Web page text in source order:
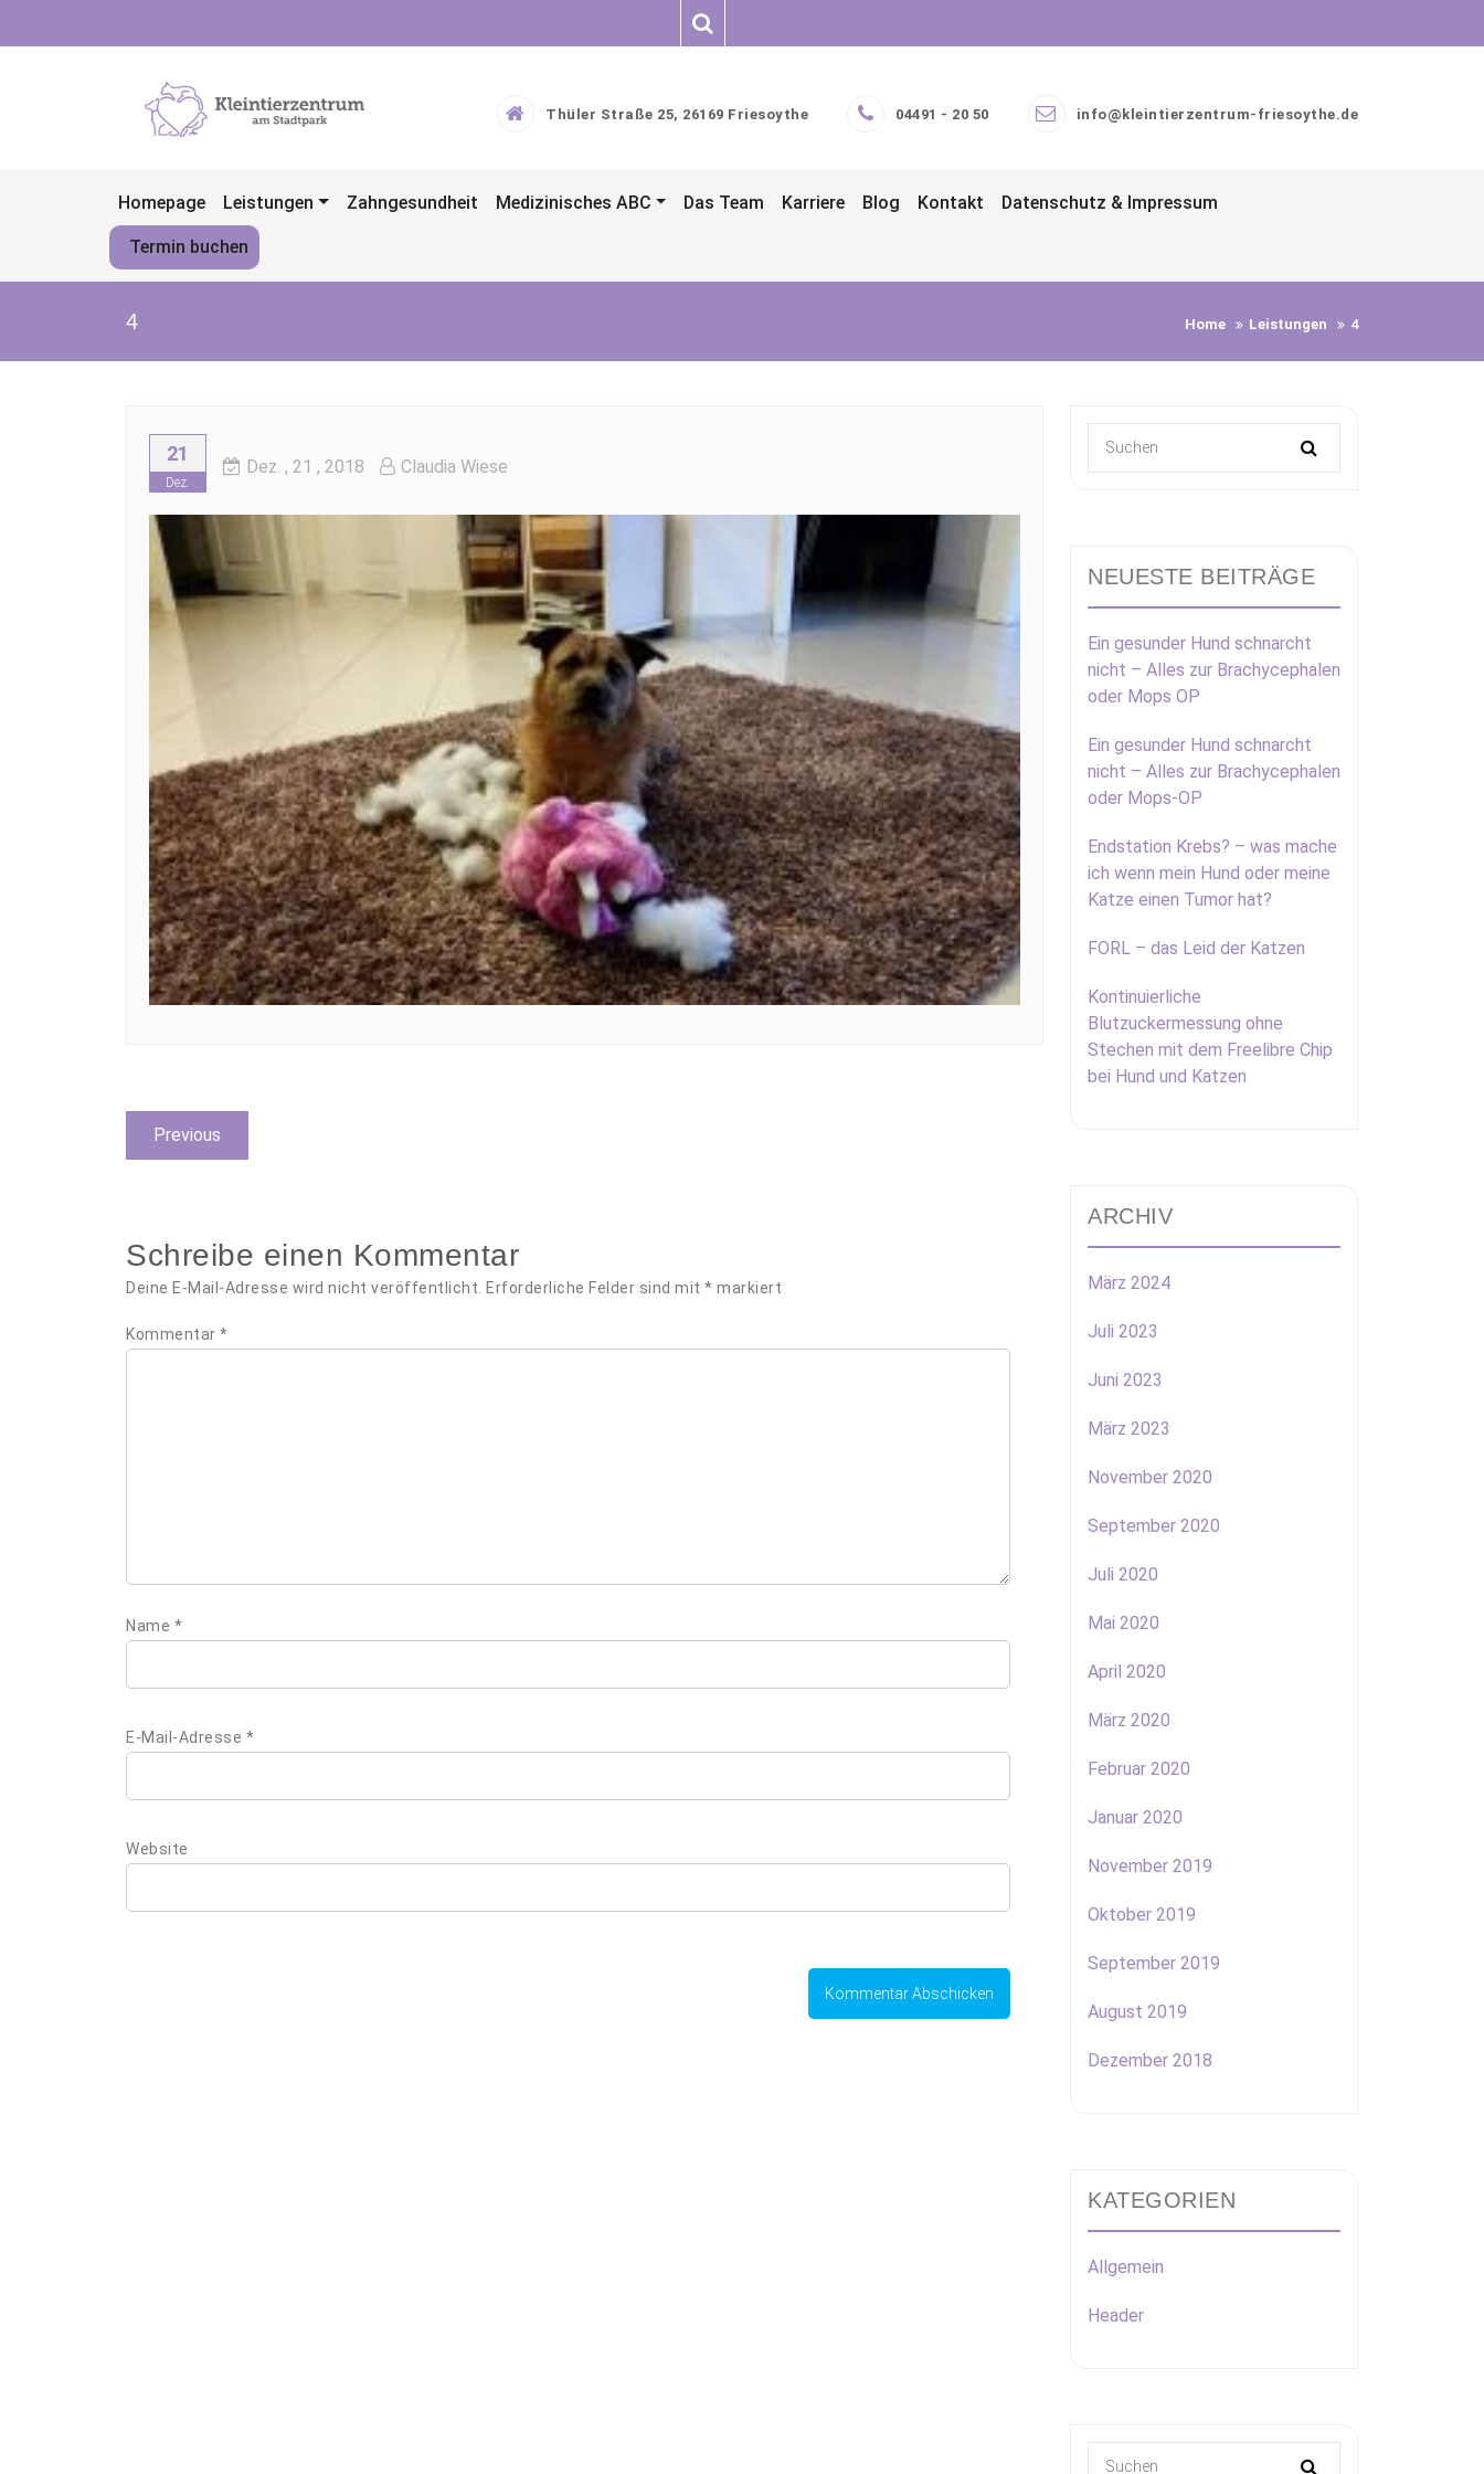
Thüler Straße 25, 26169 Friesoythe 04491 - 20 50 info@kleintierzentrum-friesoythe.de
Homepage Leistungen Zahngesundheit Medizinisches ABC Das Team Karriere Blog Kontakt Datenschutz & Impressum
Termin buchen
4 Home Leistungen 4
21
Dez.
Dez. , 21 , 2018 Claudia Wiese
Beitragsnavigation
Previous
post:
Schreibe einen Kommentar
Deine E-Mail-Adresse wird nicht veröffentlicht. Erforderliche Felder sind mit * markiert
Kommentar *
Name *
E-Mail-Adresse *
Website
NEUESTE BEITRÄGE
Ein gesunder Hund schnarcht
nicht – Alles zur Brachycephalen
oder Mops OP
Ein gesunder Hund schnarcht
nicht – Alles zur Brachycephalen
oder Mops-OP
Endstation Krebs? – was mache
ich wenn mein Hund oder meine
Katze einen Tumor hat?
FORL – das Leid der Katzen
Kontinuierliche
Blutzuckermessung ohne
Stechen mit dem Freelibre Chip
bei Hund und Katzen
ARCHIV
März 2024
Juli 2023
Juni 2023
März 2023
November 2020
September 2020
Juli 2020
Mai 2020
April 2020
März 2020
Februar 2020
Januar 2020
November 2019
Oktober 2019
September 2019
August 2019
Dezember 2018
KATEGORIEN
Allgemein
Header